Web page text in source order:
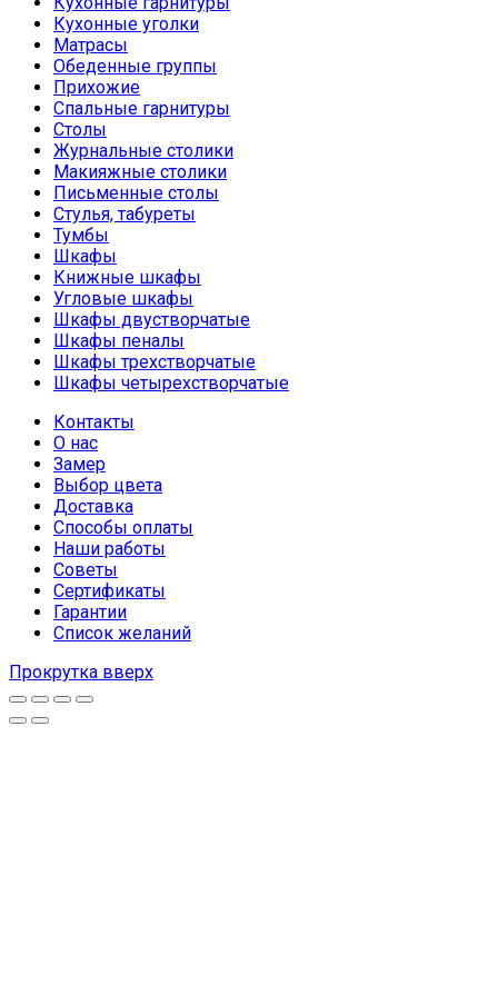
Кухонные уголки
Матрасы
Обеденные группы
Прихожие
Спальные гарнитуры
Столы
Журнальные столики
Макияжные столики
Письменные столы
Стулья, табуреты
Тумбы
Шкафы
Книжные шкафы
Угловые шкафы
Шкафы двустворчатые
Шкафы пеналы
Шкафы трехстворчатые
Шкафы четырехстворчатые
Контакты
О нас
Замер
Выбор цвета
Доставка
Способы оплаты
Наши работы
Советы
Сертификаты
Гарантии
Список желаний
Прокрутка вверх